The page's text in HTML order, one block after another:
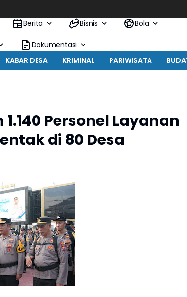
Berita Bisnis Bola
Dokumentasi
KABAR DESA KRIMINAL PARIWISATA
Personel Layanan
di 80 Desa